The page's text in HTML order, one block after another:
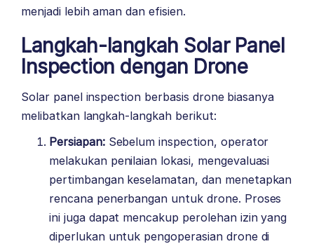
menjadi lebih aman dan efisien.
Langkah-langkah Solar Panel
Inspection dengan Drone
Solar panel inspection berbasis drone biasanya
melibatkan langkah-langkah berikut:
Persiapan:Sebelum inspection, operator
melakukan penilaian lokasi, mengevaluasi
pertimbangan keselamatan, dan menetapkan
rencana penerbangan untuk drone. Proses
ini juga dapat mencakup perolehan izin yang
diperlukan untuk pengoperasian drone di